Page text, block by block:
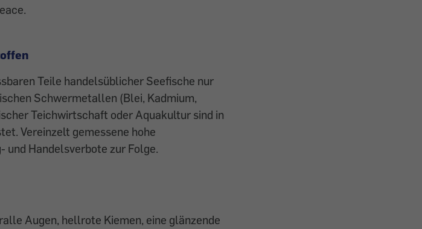
Teile handelsüblicher Seefische nur
Schwermetallen (Blei, Kadmium,
Teichwirtschaft oder Aquakultur sind in
Vereinzelt gemessene hohe
und Handelsverbote zur Folge.
Augen, hellrote Kiemen, eine glänzende